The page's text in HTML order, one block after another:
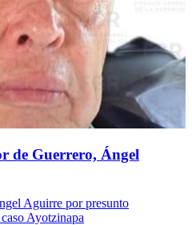
de Guerrero, Ángel
Aguirre por presunto
Ayotzinapa